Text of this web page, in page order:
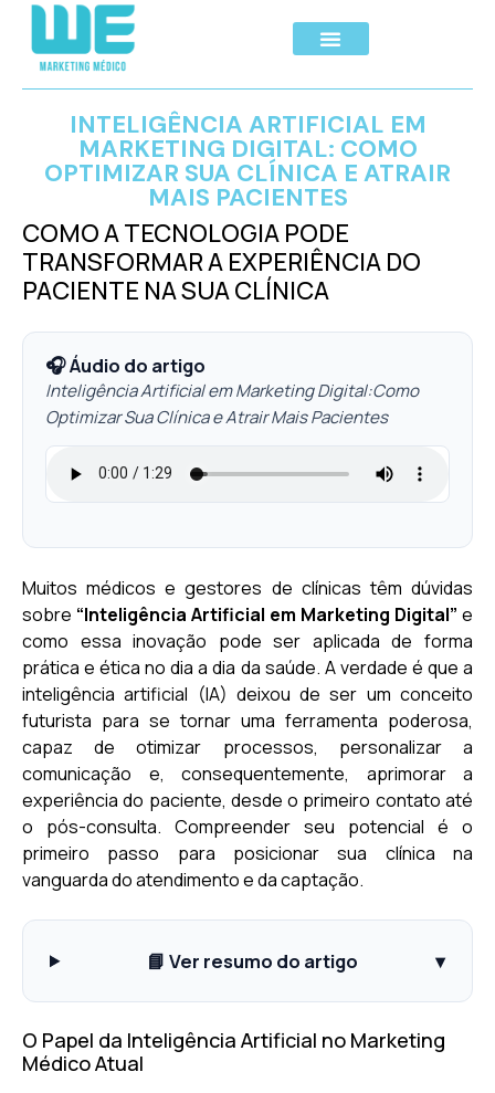
INTELIGÊNCIA ARTIFICIAL EM
MARKETING DIGITAL: COMO
OPTIMIZAR SUA CLÍNICA E ATRAIR
MAIS PACIENTES
COMO A TECNOLOGIA PODE
TRANSFORMAR A EXPERIÊNCIA DO
PACIENTE NA SUA CLÍNICA
🎧 Áudio do artigo
Inteligência Artificial em Marketing Digital:Como
Optimizar Sua Clínica e Atrair Mais Pacientes
Muitos médicos e gestores de clínicas têm dúvidas
sobre “Inteligência Artificial em Marketing Digital” e
como essa inovação pode ser aplicada de forma
prática e ética no dia a dia da saúde. A verdade é que a
inteligência artificial (IA) deixou de ser um conceito
futurista para se tornar uma ferramenta poderosa,
capaz de otimizar processos, personalizar a
comunicação e, consequentemente, aprimorar a
experiência do paciente, desde o primeiro contato até
o pós-consulta. Compreender seu potencial é o
primeiro passo para posicionar sua clínica na
vanguarda do atendimento e da captação.
📘 Ver resumo do artigo ▾
O Papel da Inteligência Artificial no Marketing
Médico Atual